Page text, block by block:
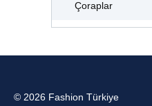
Çoraplar
© 2026 Fashion Türkiye